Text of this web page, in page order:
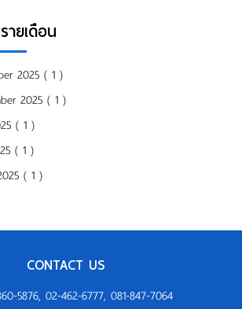
ายเดือน
2025 ( 1 )
2025 ( 1 )
( 1 )
( 1 )
( 1 )
CONTACT US
5876, 02-462-6777, 081-847-7064